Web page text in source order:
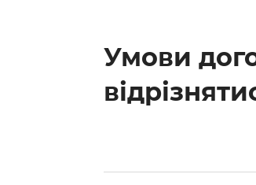
Умови